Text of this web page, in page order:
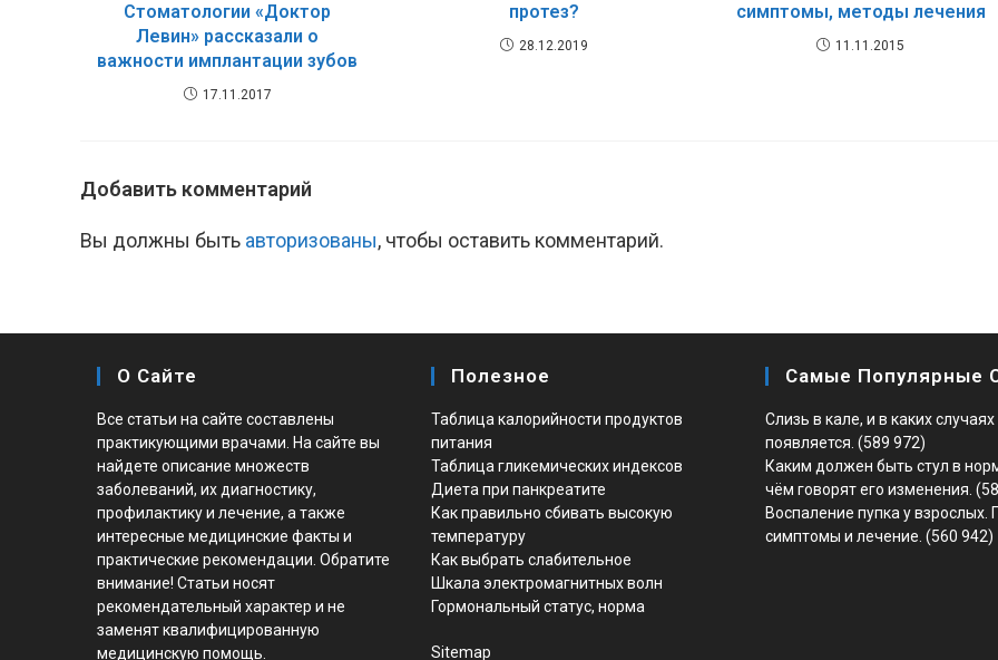
Стоматологии «Доктор
Левин» рассказали о
важности имплантации зубов
17.11.2017
протез?
28.12.2019
симптомы, методы лечения
11.11.2015
Добавить комментарий
Вы должны быть авторизованы, чтобы оставить комментарий.
О Сайте
Все статьи на сайте составлены
практикующими врачами. На сайте вы
найдете описание множеств
заболеваний, их диагностику,
профилактику и лечение, а также
интересные медицинские факты и
практические рекомендации. Обратите
внимание! Статьи носят
рекомендательный характер и не
заменят квалифицированную
медицинскую помощь.
Полезное
Таблица калорийности продуктов
питания
Таблица гликемических индексов
Диета при панкреатите
Как правильно сбивать высокую
температуру
Как выбрать слабительное
Шкала электромагнитных волн
Гормональный статус, норма
Sitemap
Самые Популярные
Слизь в кале, и в каких
появляется. (589 972)
Каким должен быть стул в
чём говорят его изменения.
Воспаление пупка у взрослых.
симптомы и лечение. (560 942)